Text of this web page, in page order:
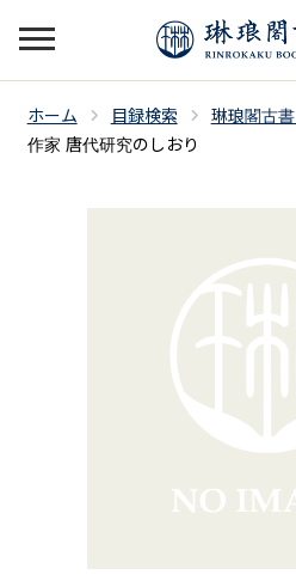
ホーム 目録検索 琳琅閣古
作家 唐代研究のしおり